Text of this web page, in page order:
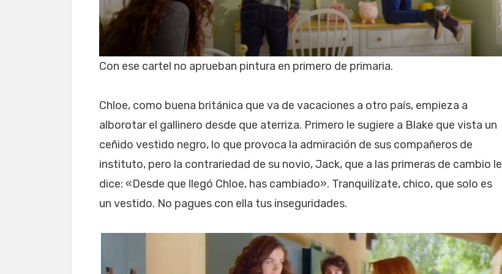
Con ese cartel no aprueban pintura en primero de primaria.
Chloe, como buena británica que va de vacaciones a otro país, empieza a
alborotar el gallinero desde que aterriza. Primero le sugiere a Blake que vista un
ceñido vestido negro, lo que provoca la admiración de sus compañeros de
instituto, pero la contrariedad de su novio, Jack, que a las primeras de cambio le
dice: «Desde que llegó Chloe, has cambiado». Tranquilízate, chico, que solo es
un vestido. No pagues con ella tus inseguridades.